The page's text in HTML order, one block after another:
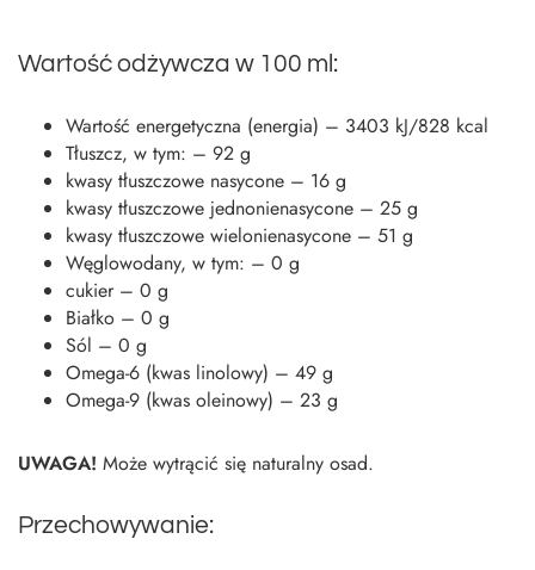
Wartość odżywcza w 100 ml:
Wartość energetyczna (energia) – 3403 kJ/828 kcal
Tłuszcz, w tym: – 92 g
kwasy tłuszczowe nasycone – 16 g
kwasy tłuszczowe jednonienasycone – 25 g
kwasy tłuszczowe wielonienasycone – 51 g
Węglowodany, w tym: – 0 g
cukier – 0 g
Białko – 0 g
Sól – 0 g
Omega-6 (kwas linolowy) – 49 g
Omega-9 (kwas oleinowy) – 23 g
UWAGA! Może wytrącić się naturalny osad.
Przechowywanie: